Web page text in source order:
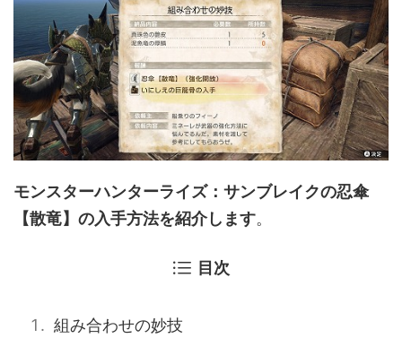
モンスターハンターライズ：サンブレイクの忍傘
【散竜】の入手方法を紹介します。
目次
組み合わせの妙技